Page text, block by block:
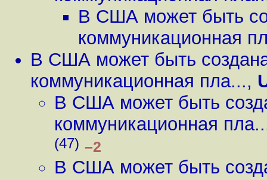
В США может быть
коммуникационная
В США может быть
коммуникационная пла...,
В США может быть
коммуникационная
(47) –2
В США может быть